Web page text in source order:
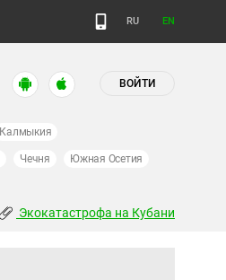
RU EN
ВОЙТИ
Калмыкия
Чечня Южная Осетия
Экокатастрофа на Кубани